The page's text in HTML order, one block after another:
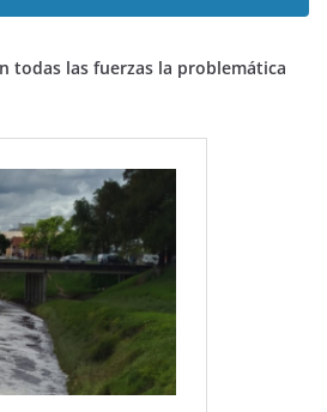
todas las fuerzas la problemática